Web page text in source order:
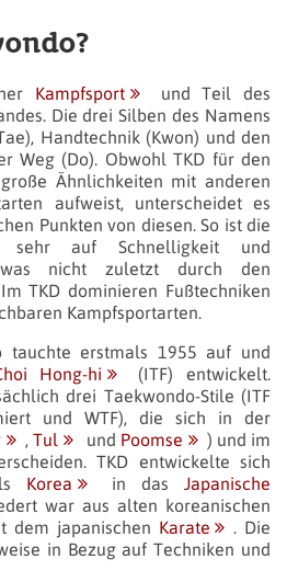
Kampfsport
und Teil des
Die drei Silben des Namens
Handtechnik (Kwon) und den
Weg (Do). Obwohl TKD für den
Ähnlichkeiten mit anderen
aufweist, unterscheidet es
Punkten von diesen. So ist die
sehr auf Schnelligkeit und
was nicht zuletzt durch den
TKD dominieren Fußtechniken
Kampfsportarten.
tauchte erstmals 1955 auf und
Hong-hi
(ITF) entwickelt.
drei Taekwondo-Stile (ITF
und WTF), die sich in der
,Tul und Poomse
) und im
TKD entwickelte sich
Korea in dasJapanische
war aus alten koreanischen
dem japanischen Karate
. Die
in Bezug auf Techniken und